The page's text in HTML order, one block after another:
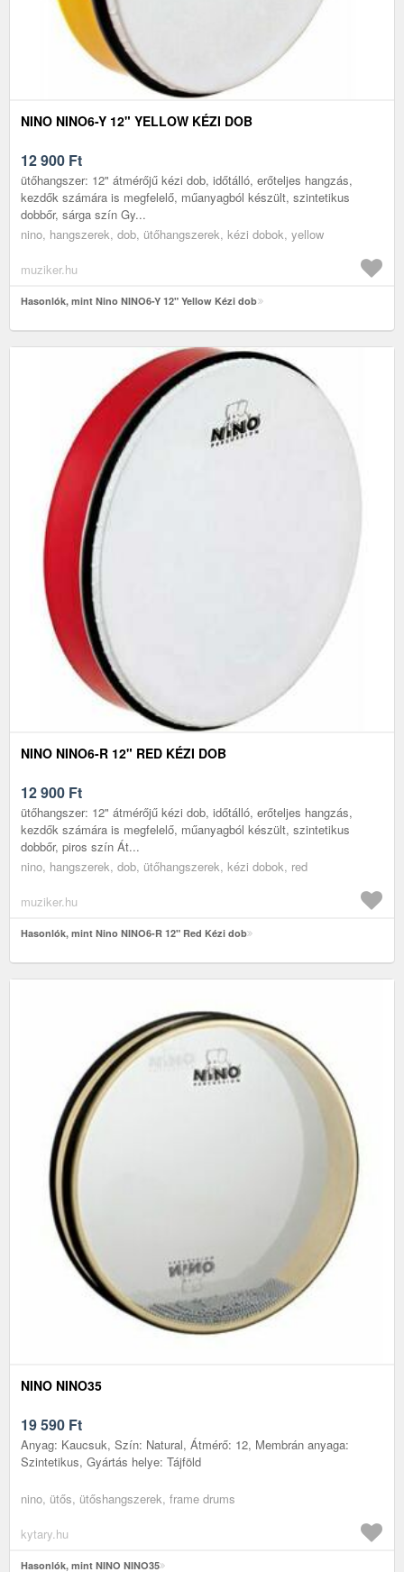
NINO NINO6-Y 12" YELLOW KÉZI DOB
12 900 Ft
ütőhangszer: 12" átmérőjű kézi dob, időtálló, erőteljes hangzás,
kezdők számára is megfelelő, műanyagból készült, szintetikus
dobbőr, sárga szín Gy...
nino, hangszerek, dob, ütőhangszerek, kézi dobok, yellow
muziker.hu
Hasonlók, mint Nino NINO6-Y 12" Yellow Kézi dob
NINO NINO6-R 12" RED KÉZI DOB
12 900 Ft
ütőhangszer: 12" átmérőjű kézi dob, időtálló, erőteljes hangzás,
kezdők számára is megfelelő, műanyagból készült, szintetikus
dobbőr, piros szín Át...
nino, hangszerek, dob, ütőhangszerek, kézi dobok, red
muziker.hu
Hasonlók, mint Nino NINO6-R 12" Red Kézi dob
NINO NINO35
19 590 Ft
Anyag: Kaucsuk, Szín: Natural, Átmérő: 12, Membrán anyaga:
Szintetikus, Gyártás helye: Tájföld
nino, ütős, ütőshangszerek, frame drums
kytary.hu
Hasonlók, mint NINO NINO35